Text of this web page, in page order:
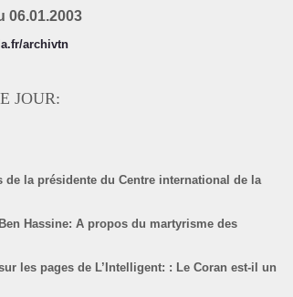
06.01.2003
archivtn
JOUR:
de la présidente du Centre international de la
Hassine: A propos du martyrisme des
les pages de L’Intelligent: : Le Coran est-il un